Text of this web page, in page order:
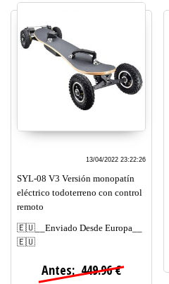
13/04/2022 23:22:26
SYL-08 V3 Versión monopatín
eléctrico todoterreno con control
remoto
🇪🇺__Enviado Desde Europa__
🇪🇺
Antes: 449.96 €